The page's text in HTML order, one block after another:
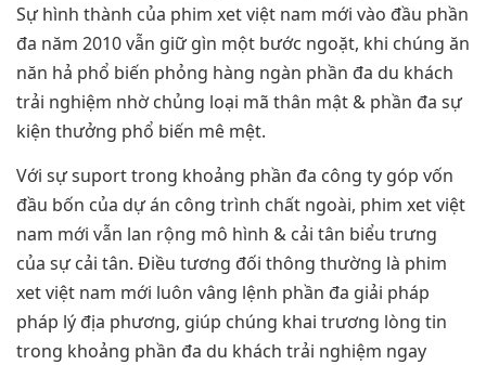
Sự hình thành của phim xet việt nam mới vào đầu phần
đa năm 2010 vẫn giữ gìn một bước ngoặt, khi chúng ăn
năn hả phổ biến phỏng hàng ngàn phần đa du khách
trải nghiệm nhờ chủng loại mã thân mật & phần đa sự
kiện thưởng phổ biến mê mệt.
Với sự suport trong khoảng phần đa công ty góp vốn
đầu bốn của dự án công trình chất ngoài, phim xet việt
nam mới vẫn lan rộng mô hình & cải tân biểu trưng
của sự cải tân. Điều tương đối thông thường là phim
xet việt nam mới luôn vâng lệnh phần đa giải pháp
pháp lý địa phương, giúp chúng khai trương lòng tin
trong khoảng phần đa du khách trải nghiệm ngay